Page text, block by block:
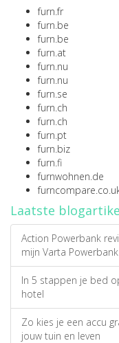
furn.fr
furn.be
furn.be
furn.at
furn.nu
furn.nu
furn.se
furn.ch
furn.ch
furn.pt
furn.biz
furn.fi
furnwohnen.de
Laatste
Action Powerbank
mijn Varta Powerbank
In 5 stappen je bed
hotel
Zo kies je een accu
jouw tuin en leven